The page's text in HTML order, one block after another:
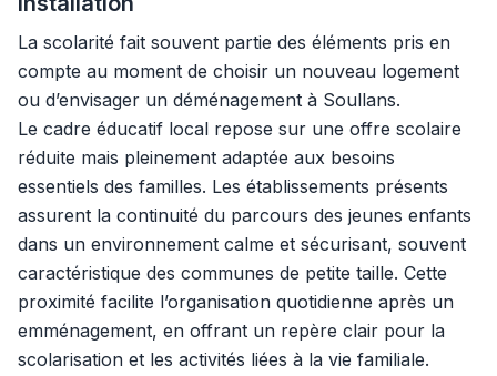
La scolarité fait souvent partie des éléments pris en
compte au moment de choisir un nouveau logement
ou d’envisager un déménagement à Soullans.
Le cadre éducatif local repose sur une offre scolaire
réduite mais pleinement adaptée aux besoins
essentiels des familles. Les établissements présents
assurent la continuité du parcours des jeunes enfants
dans un environnement calme et sécurisant, souvent
caractéristique des communes de petite taille. Cette
proximité facilite l’organisation quotidienne après un
emménagement, en offrant un repère clair pour la
scolarisation et les activités liées à la vie familiale.